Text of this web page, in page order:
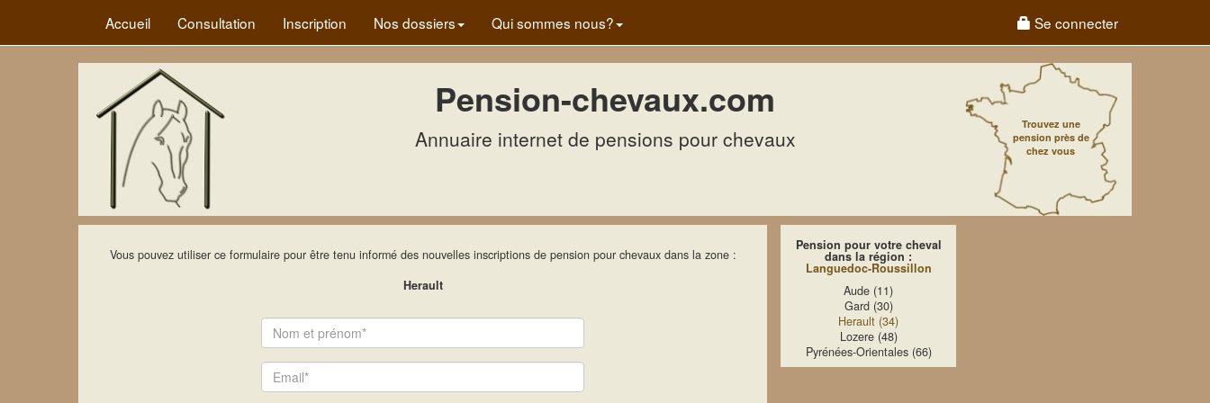
Accueil Consultation Inscription Nos dossiers Qui sommes nous? Se connecter
Pension-chevaux.com
Annuaire internet de pensions pour chevaux
Trouvez une
pension près de
chez vous
Vous pouvez utiliser ce formulaire pour être tenu informé des nouvelles inscriptions de pension pour chevaux dans la zone :
Herault
Nom
Email
Pension pour votre cheval
dans la région :
Languedoc-Roussillon
Aude (11)
Gard (30)
Herault (34)
Lozere (48)
Pyrénées-Orientales (66)